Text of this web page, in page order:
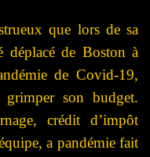
que lors de sa
déplacé de Boston à
de Covid-19,
grimper son budget.
crédit d’impôt
a pandémie fait